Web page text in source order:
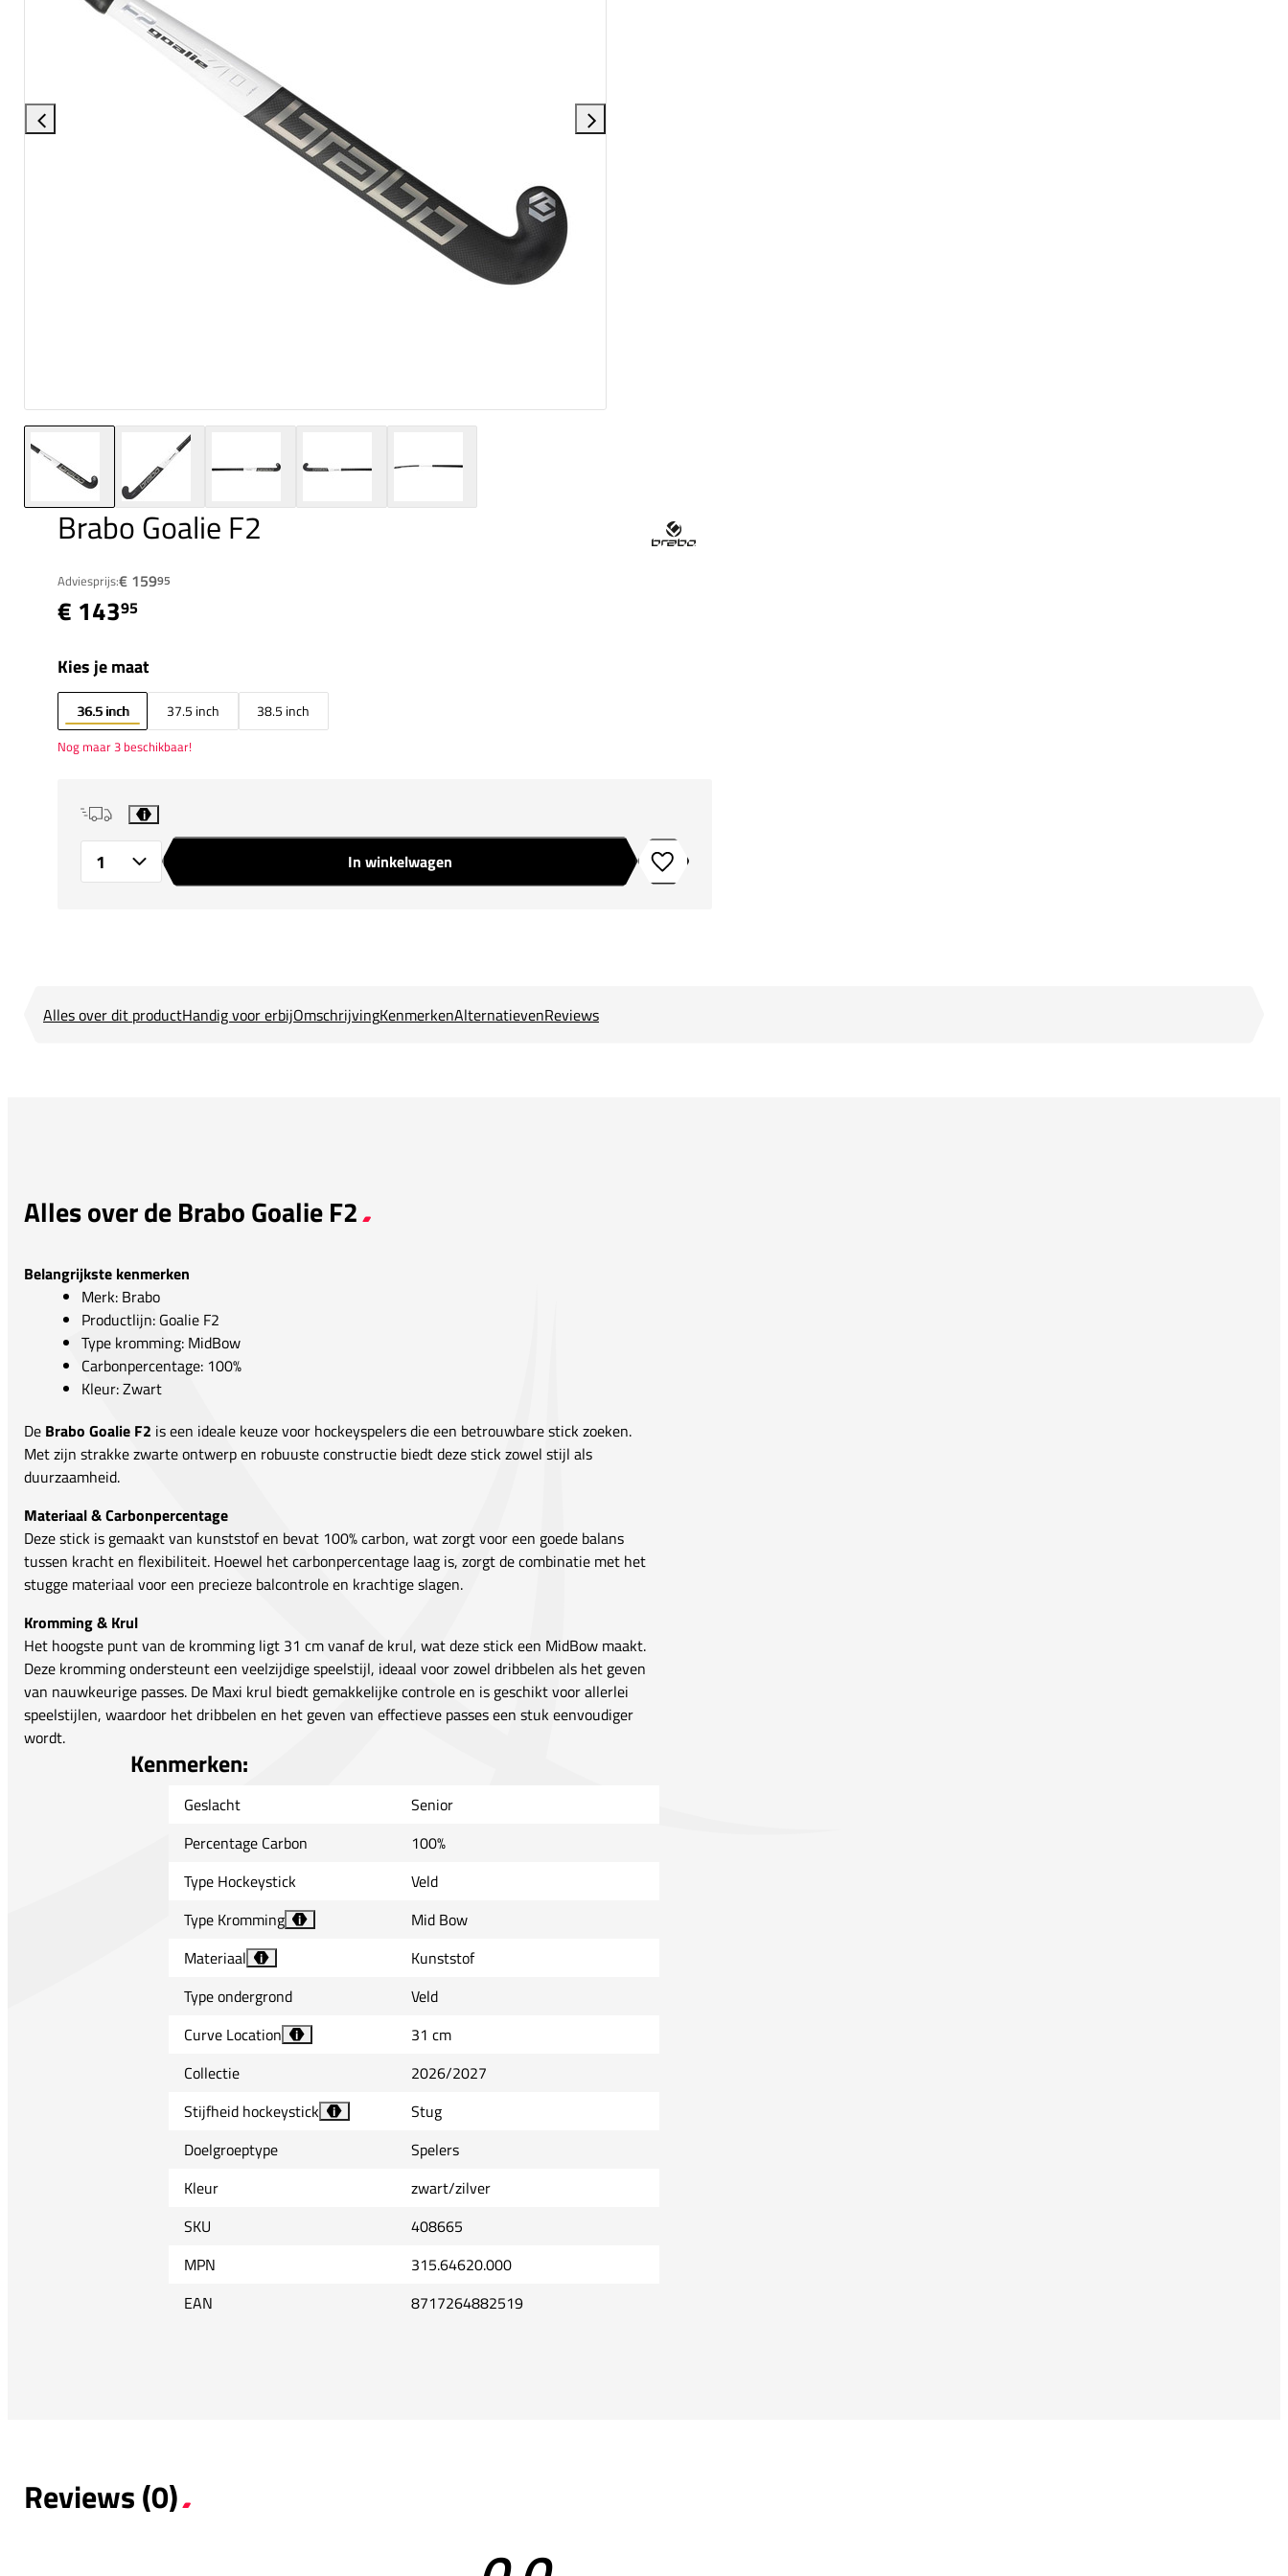
Brabo Goalie F2
Adviesprijs:€ 15995
€ 14395
Kies je maat
36.5 inch 37.5 inch 38.5 inch
Nog maar 3 beschikbaar!
i
In winkelwagen Toevoegen aan verlanglijstje
Alles over dit productHandig voor erbijOmschrijvingKenmerkenAlternatievenReviews
Alles over de Brabo Goalie F2
Belangrijkste kenmerken
Merk: Brabo
Productlijn: Goalie F2
Type kromming: MidBow
Carbonpercentage: 100%
Kleur: Zwart
De Brabo Goalie F2 is een ideale keuze voor hockeyspelers die een betrouwbare stick zoeken.
Met zijn strakke zwarte ontwerp en robuuste constructie biedt deze stick zowel stijl als
duurzaamheid.
Materiaal & Carbonpercentage
Deze stick is gemaakt van kunststof en bevat 100% carbon, wat zorgt voor een goede balans
tussen kracht en flexibiliteit. Hoewel het carbonpercentage laag is, zorgt de combinatie met het
stugge materiaal voor een precieze balcontrole en krachtige slagen.
Kromming & Krul
Het hoogste punt van de kromming ligt 31 cm vanaf de krul, wat deze stick een MidBow maakt.
Deze kromming ondersteunt een veelzijdige speelstijl, ideaal voor zowel dribbelen als het geven
van nauwkeurige passes. De Maxi krul biedt gemakkelijke controle en is geschikt voor allerlei
speelstijlen, waardoor het dribbelen en het geven van effectieve passes een stuk eenvoudiger
wordt.
Kenmerken:
Geslacht
Senior
Percentage Carbon
100%
Type Hockeystick
Veld
Type Kromming
i
Mid Bow
Materiaal
i
Kunststof
Type ondergrond
Veld
Curve Location
i
31 cm
Collectie
2026/2027
Stijfheid hockeystick
i
Stug
Doelgroeptype
Spelers
Kleur
zwart/zilver
SKU
408665
MPN
315.64620.000
EAN
8717264882519
Reviews (0)